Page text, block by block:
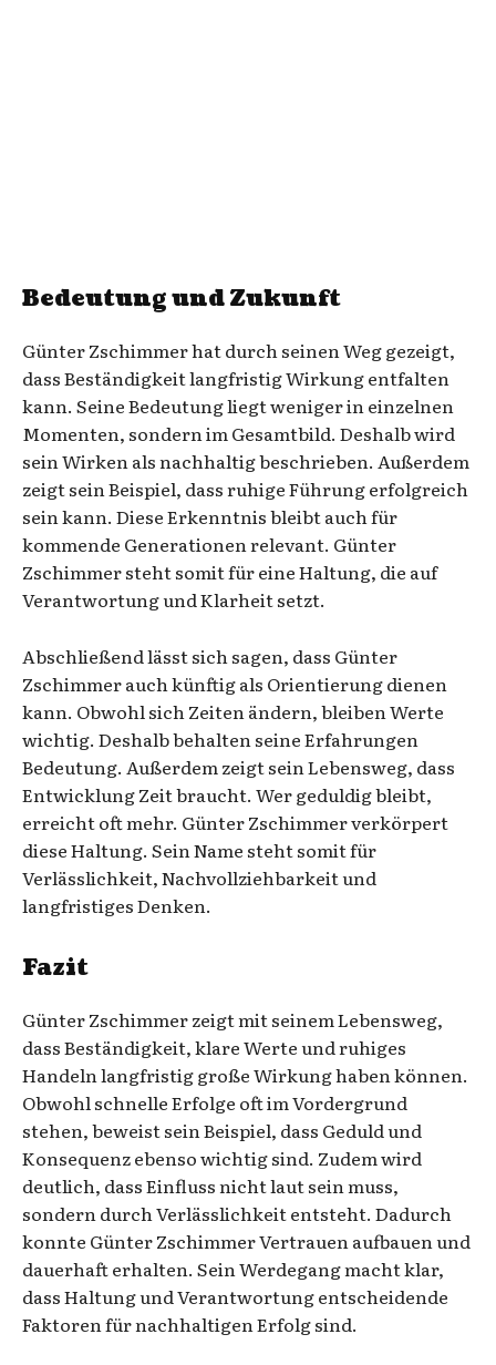
Bedeutung und Zukunft
Günter Zschimmer hat durch seinen Weg gezeigt,
dass Beständigkeit langfristig Wirkung entfalten
kann. Seine Bedeutung liegt weniger in einzelnen
Momenten, sondern im Gesamtbild. Deshalb wird
sein Wirken als nachhaltig beschrieben. Außerdem
zeigt sein Beispiel, dass ruhige Führung erfolgreich
sein kann. Diese Erkenntnis bleibt auch für
kommende Generationen relevant. Günter
Zschimmer steht somit für eine Haltung, die auf
Verantwortung und Klarheit setzt.
Abschließend lässt sich sagen, dass Günter
Zschimmer auch künftig als Orientierung dienen
kann. Obwohl sich Zeiten ändern, bleiben Werte
wichtig. Deshalb behalten seine Erfahrungen
Bedeutung. Außerdem zeigt sein Lebensweg, dass
Entwicklung Zeit braucht. Wer geduldig bleibt,
erreicht oft mehr. Günter Zschimmer verkörpert
diese Haltung. Sein Name steht somit für
Verlässlichkeit, Nachvollziehbarkeit und
langfristiges Denken.
Fazit
Günter Zschimmer zeigt mit seinem Lebensweg,
dass Beständigkeit, klare Werte und ruhiges
Handeln langfristig große Wirkung haben können.
Obwohl schnelle Erfolge oft im Vordergrund
stehen, beweist sein Beispiel, dass Geduld und
Konsequenz ebenso wichtig sind. Zudem wird
deutlich, dass Einfluss nicht laut sein muss,
sondern durch Verlässlichkeit entsteht. Dadurch
konnte Günter Zschimmer Vertrauen aufbauen und
dauerhaft erhalten. Sein Werdegang macht klar,
dass Haltung und Verantwortung entscheidende
Faktoren für nachhaltigen Erfolg sind.